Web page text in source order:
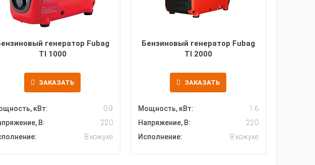
генератор Fubag
TI 1000
ЗАКАЗАТЬ
кВт:
0.9
В:
220
В кожухе
Бензиновый генератор Fubag
TI 2000
ЗАКАЗАТЬ
Мощность, кВт:
1.6
Напряжение, В:
220
Исполнение:
В кожухе